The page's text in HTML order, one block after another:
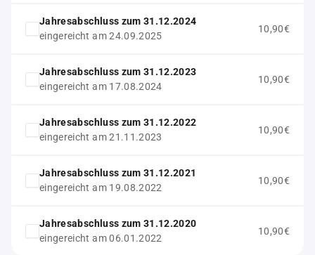
Jahresabschluss zum 31.12.2024
eingereicht am 24.09.2025
10,90€
Jahresabschluss zum 31.12.2023
eingereicht am 17.08.2024
10,90€
Jahresabschluss zum 31.12.2022
eingereicht am 21.11.2023
10,90€
Jahresabschluss zum 31.12.2021
eingereicht am 19.08.2022
10,90€
Jahresabschluss zum 31.12.2020
eingereicht am 06.01.2022
10,90€